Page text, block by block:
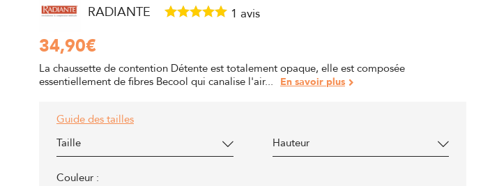
RADIANTE 1 avis
34,90€
La chaussette de contention Détente est totalement opaque, elle est composée
essentiellement de fibres Becool qui canalise l'air... En savoir plus
Guide des tailles
Taille
Hauteur
Couleur :